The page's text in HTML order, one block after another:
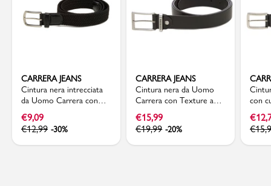
CARRERA JEANS
Cintura nera intrecciata
da Uomo Carrera con
fibbia in metallo
€9,09
€12,99 -30%
CARRERA JEANS
Cintura nera da Uomo
Carrera con Texture a
Puntini
€15,99
€19,99 -20%
con
tono
€
€